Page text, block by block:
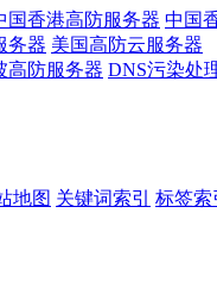
国香港高防服务器 中国
务器 美国高防云服务器
高防服务器 DNS污染处
地图 关键词索引 标签索